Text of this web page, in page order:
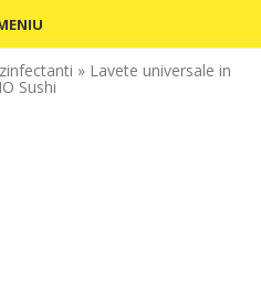
» Lavete universale in
Sushi